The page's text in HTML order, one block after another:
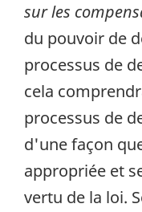
sur les
du pouvoir de
processus de
cela
processus de
d'une façon
appropriée et
vertu de la loi.